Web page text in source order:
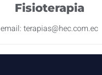
Fisioterapia
email: terapias@hec.com.ec